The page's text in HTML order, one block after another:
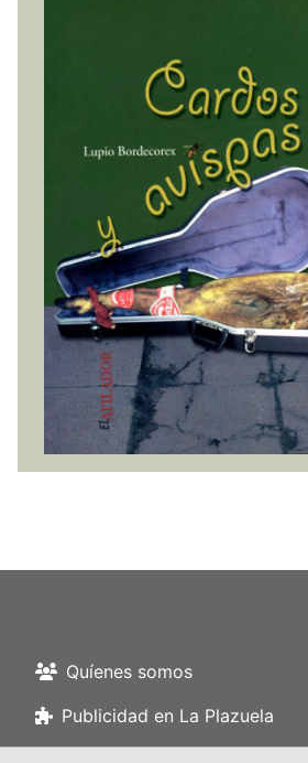
Quíenes somos
Publicidad en La Plazuela